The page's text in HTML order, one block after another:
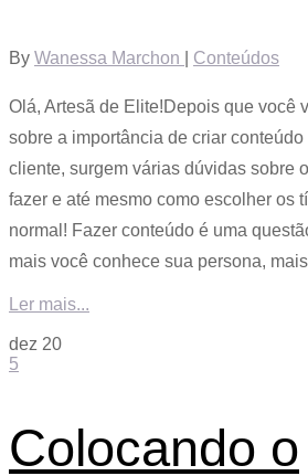
By Wanessa Marchon Conteúdos
Olá, Artesã de Elite!Depois que você
sobre a importância de criar
cliente, surgem várias dúvidas sobre
fazer e até mesmo como escolher os
normal! Fazer conteúdo é uma
mais você conhece sua persona,
Ler mais...
dez 20
5
Colocando o